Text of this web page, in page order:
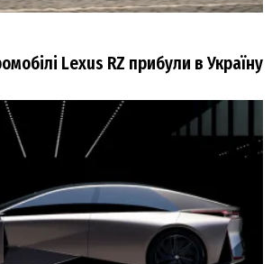
Lexus RZ прибули в Україну